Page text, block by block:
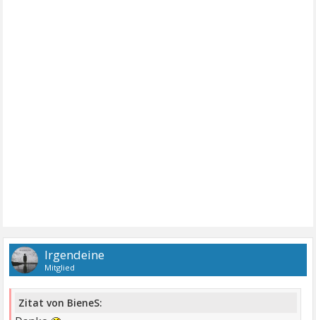
Irgendeine
Mitglied
Zitat von BieneS: